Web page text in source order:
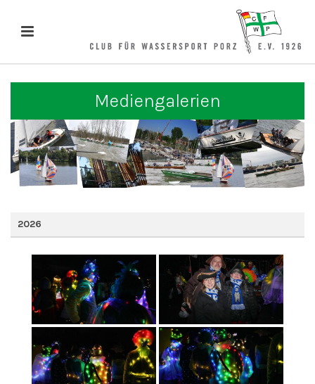
Mediengalerien
2026